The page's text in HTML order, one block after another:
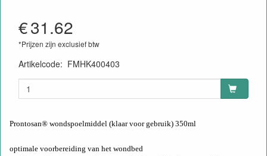
€31.62
*Prijzen zijn exclusief btw
Artikelcode: FMHK400403
Prontosan® wondspoelmiddel (klaar voor gebruik) 350ml
optimale voorbereiding van het wondbed